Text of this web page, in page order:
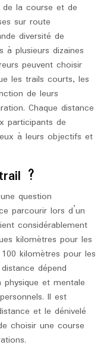
la course et de
sur route
diversité de
à plusieurs dizaines
peuvent choisir
les trails courts, les
de leurs
Chaque distance
participants de
à leurs objectifs et
?
question
parcourir lors d’un
considérablement
kilomètres pour les
kilomètres pour les
dépend
et mentale
Il est
et le dénivelé
choisir une course